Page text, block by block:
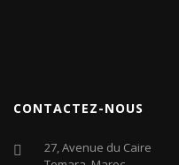
CONTACTEZ-NOUS
27, Avenue du Caire